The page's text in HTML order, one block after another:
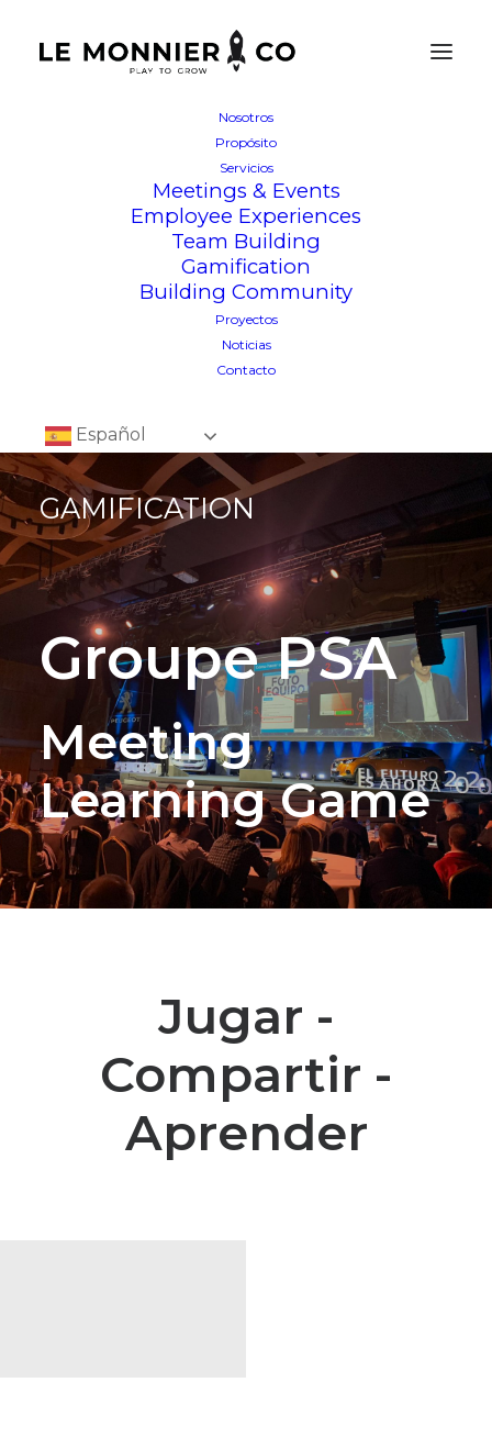
Nosotros
Propósito
Servicios
Meetings & Events
Employee Experiences
Team Building
Gamification
Building Community
Proyectos
Noticias
Contacto
Español
GAMIFICATION
Groupe PSA
Meeting
Learning Game
Jugar -
Compartir -
Aprender